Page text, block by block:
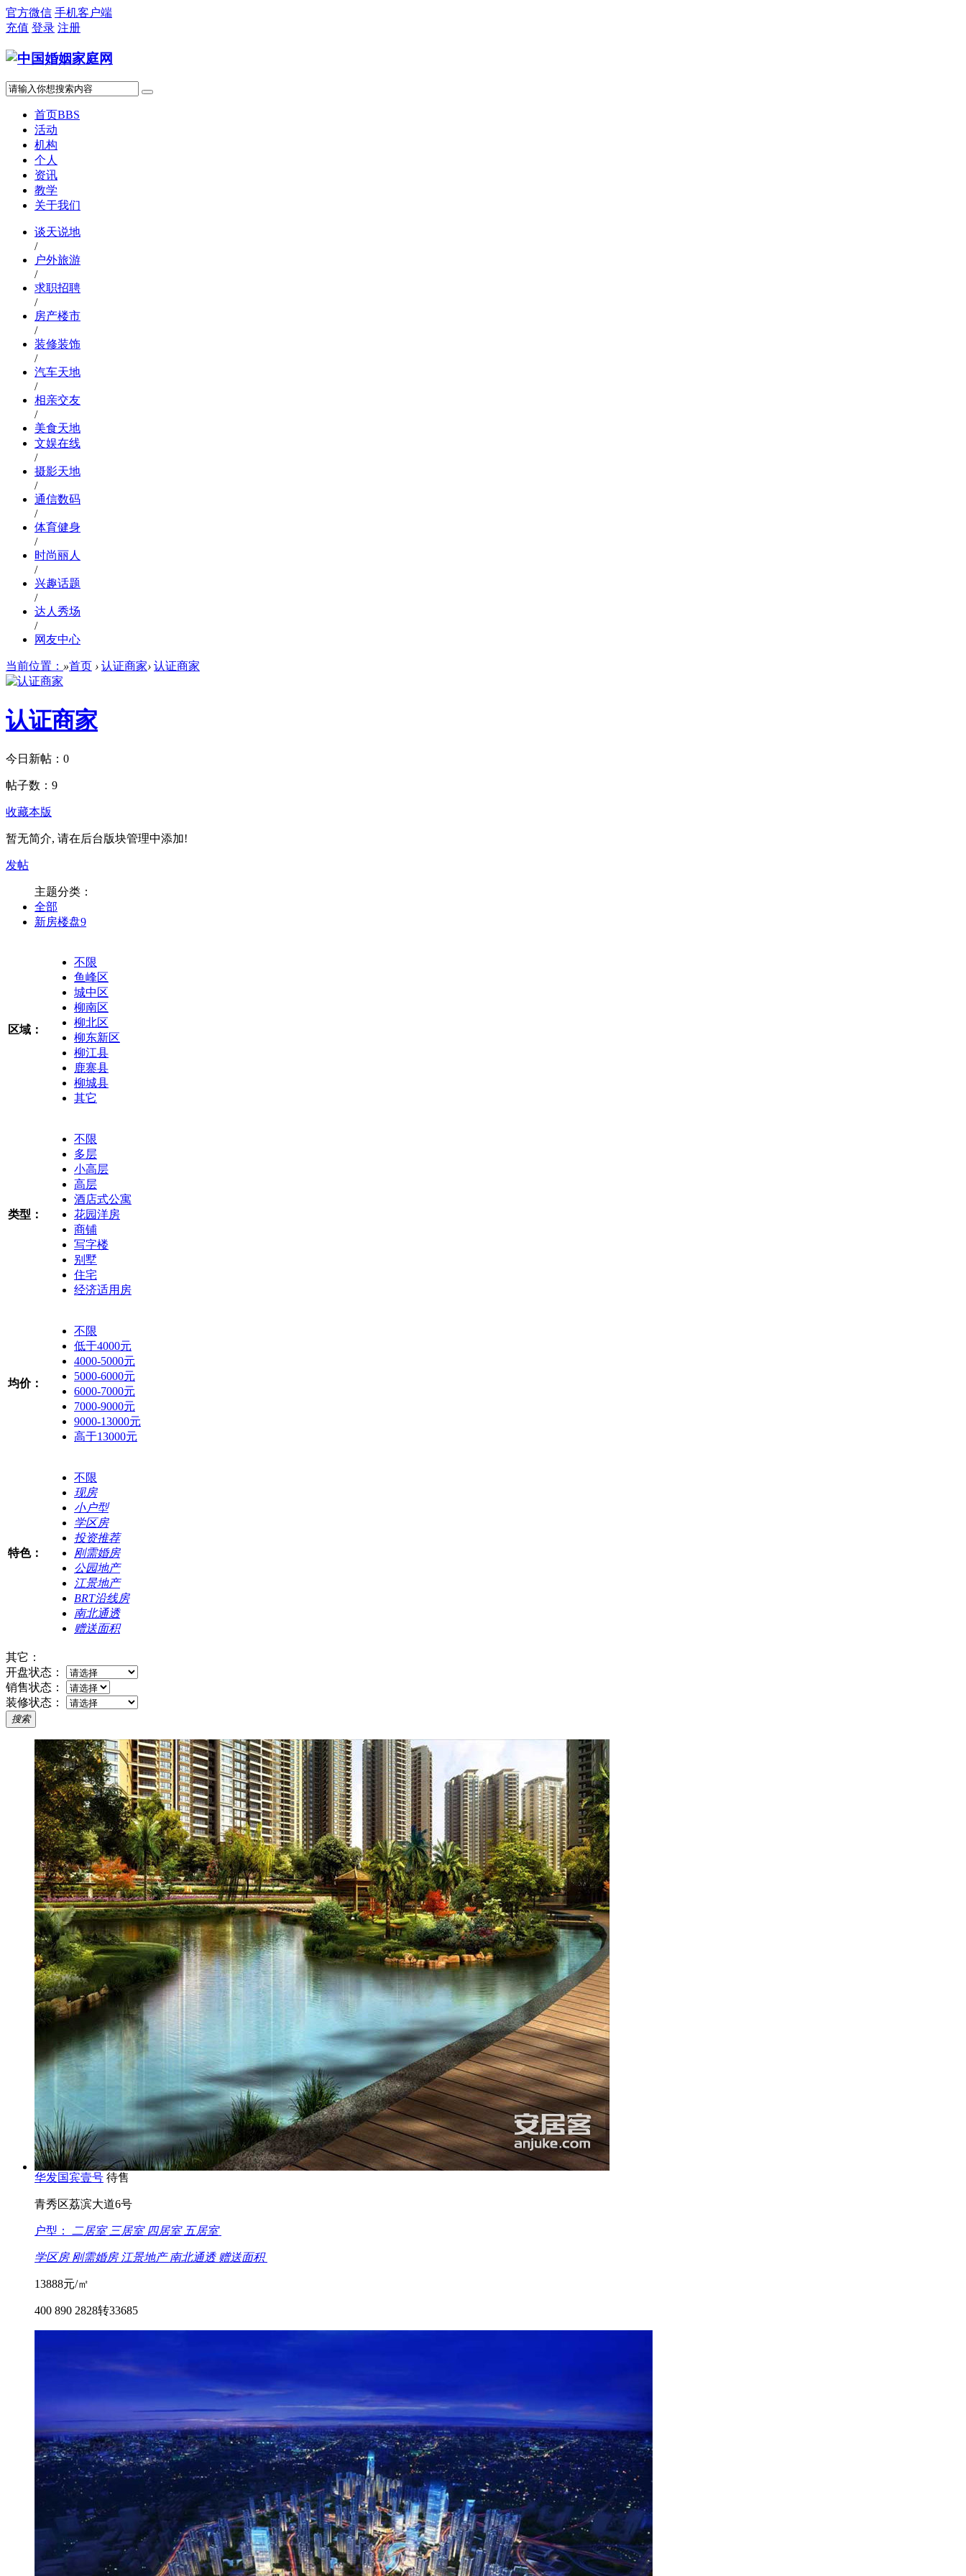
官方微信 手机客户端
充值 登录 注册
首页BBS
活动
机构
个人
资讯
教学
关于我们
谈天说地
/
户外旅游
/
求职招聘
/
房产楼市
/
装修装饰
/
汽车天地
/
相亲交友
/
美食天地
文娱在线
/
摄影天地
/
通信数码
/
体育健身
/
时尚丽人
/
兴趣话题
/
达人秀场
/
网友中心
当前位置： »首页 › 认证商家› 认证商家
认证商家
今日新帖： 0
帖子数： 9
收藏本版
暂无简介, 请在后台版块管理中添加!
发帖
主题分类：
全部
新房楼盘9
区域：
不限
鱼峰区
城中区
柳南区
柳北区
柳东新区
柳江县
鹿寨县
柳城县
其它
类型：
不限
多层
小高层
高层
酒店式公寓
花园洋房
商铺
写字楼
别墅
住宅
经济适用房
均价：
不限
低于4000元
4000-5000元
5000-6000元
6000-7000元
7000-9000元
9000-13000元
高于13000元
特色：
不限
现房
小户型
学区房
投资推荐
刚需婚房
公园地产
江景地产
BRT沿线房
南北通透
赠送面积
其它：
开盘状态：
销售状态：
装修状态：
搜索
华发国宾壹号 待售
青秀区荔滨大道6号
户型： 二居室 三居室 四居室 五居室
学区房 刚需婚房 江景地产 南北通透 赠送面积
13888元/㎡
400 890 2828转33685